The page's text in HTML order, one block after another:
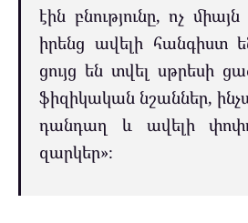
էին բնությունը, ոչ
իրենց ավելի հանգիստ
ցույց են տվել սթրեսի
ֆիզիկական նշաններ,
դանդաղ և ավելի
զարկեր»։